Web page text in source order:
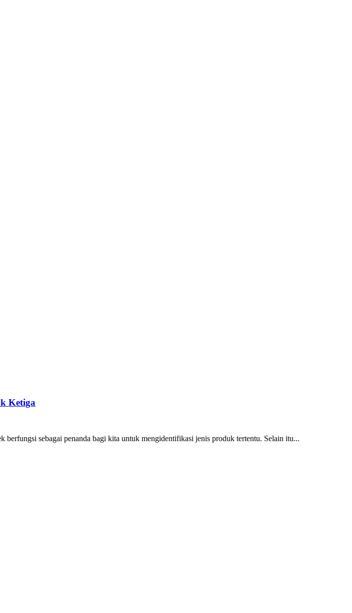
Ketiga
berfungsi sebagai penanda bagi kita untuk mengidentifikasi jenis produk tertentu. Selain itu...